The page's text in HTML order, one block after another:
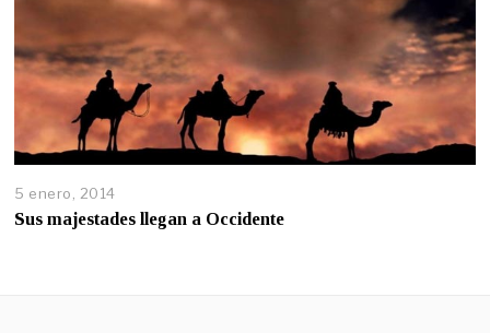
5 enero, 2014
Sus majestades llegan a Occidente